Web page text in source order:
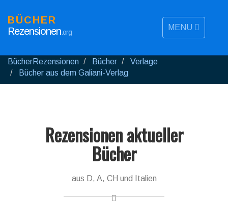
MENU
BÜCHER
Rezensionen.org
BücherRezensionen Bücher
Verlage
Bücher aus dem Galiani-Verlag
Rezensionen aktueller
Bücher
aus D, A, CH und Italien